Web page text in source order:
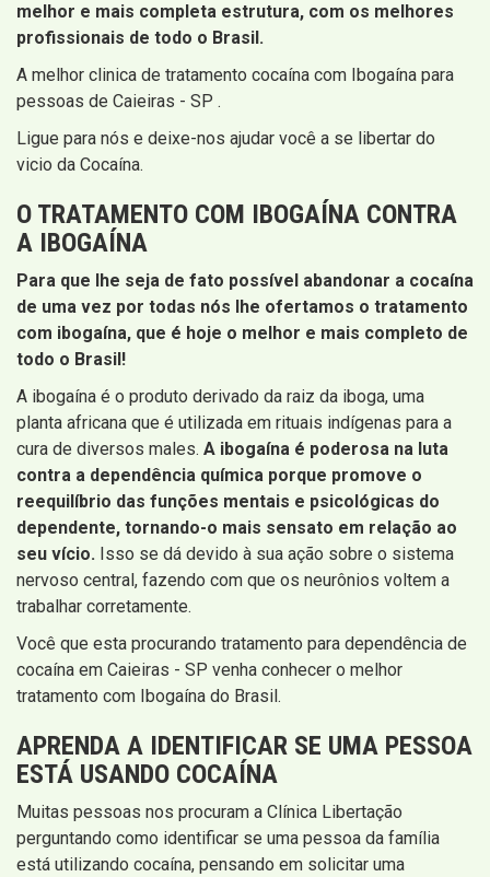
melhor e mais completa estrutura, com os melhores
profissionais de todo o Brasil.
A melhor clinica de tratamento cocaína com Ibogaína para
pessoas de Caieiras - SP .
Ligue para nós e deixe-nos ajudar você a se libertar do
vicio da Cocaína.
O TRATAMENTO COM IBOGAÍNA CONTRA
A IBOGAÍNA
Para que lhe seja de fato possível abandonar a cocaína
de uma vez por todas nós lhe ofertamos o tratamento
com ibogaína, que é hoje o melhor e mais completo de
todo o Brasil!
A ibogaína é o produto derivado da raiz da iboga, uma
planta africana que é utilizada em rituais indígenas para a
cura de diversos males. A ibogaína é poderosa na luta
contra a dependência química porque promove o
reequilíbrio das funções mentais e psicológicas do
dependente, tornando-o mais sensato em relação ao
seu vício. Isso se dá devido à sua ação sobre o sistema
nervoso central, fazendo com que os neurônios voltem a
trabalhar corretamente.
Você que esta procurando tratamento para dependência de
cocaína em Caieiras - SP venha conhecer o melhor
tratamento com Ibogaína do Brasil.
APRENDA A IDENTIFICAR SE UMA PESSOA
ESTÁ USANDO COCAÍNA
Muitas pessoas nos procuram a Clínica Libertação
perguntando como identificar se uma pessoa da família
está utilizando cocaína, pensando em solicitar uma